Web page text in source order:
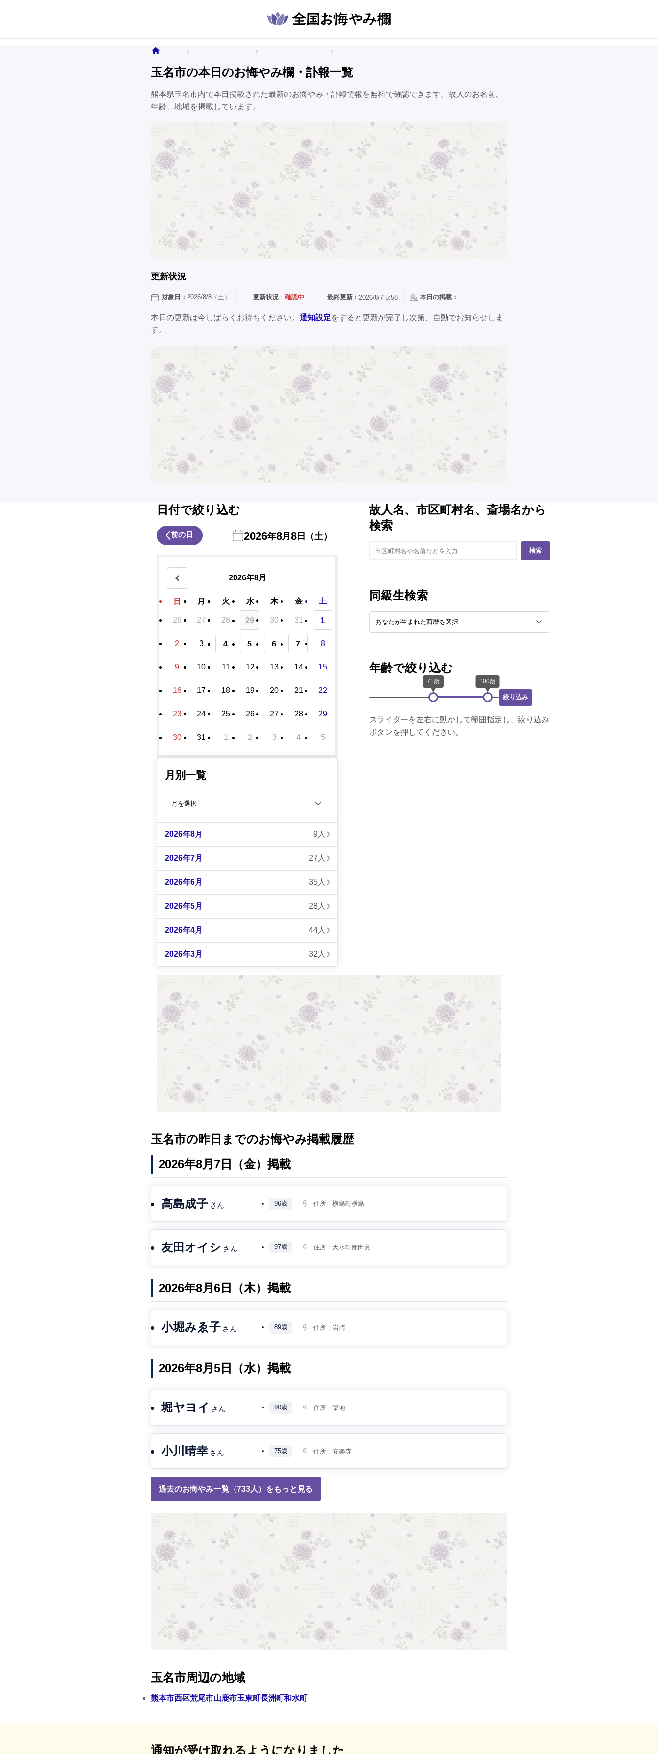
玉名市の本日のお悔やみ欄・訃報一覧
熊本県玉名市内で本日掲載された最新のお悔やみ・訃報情報を無料で確認できます。故人のお名前、
年齢、地域を掲載しています。
更新状況
対象日： 2026/8/8（土） 更新状況：確認中 最終更新： 2026/8/7 5:58 本日の掲載：—
本日の更新は今しばらくお待ちください。 通知設定をすると更新が完了し次第、自動でお知らせしま
す。
日付で絞り込む
前の日 2026年8月 8 日（土）
2026年8月
日 月 火 水 木 金 土
26 27 28 29 30 31 1
2 3 4 5 6 7 8
9 10 11 12 13 14 15
16 17 18 19 20 21 22
23 24 25 26 27 28 29
30 31 1 2 3 4 5
月別一覧
2026年8月 9人
2026年7月 27人
2026年6月 35人
2026年5月 28人
2026年4月 44人
2026年3月 32人
故人名、市区町村名、斎場名から
検索
検索
同級生検索
年齢で絞り込む
絞り込み
スライダーを左右に動かして範囲指定し、絞り込み
ボタンを押してください。
玉名市の昨日までのお悔やみ掲載履歴
2026年8月7日（金）掲載
高島成子 さん 96歳 住所：横島町横島
友田オイシ さん 97歳 住所： 天水町部田見
2026年8月6日（木）掲載
小堀みゑ子 さん 89歳 住所：岩崎
2026年8月5日（水）掲載
堀ヤヨイ さん 90歳 住所：築地
小川晴幸 さん 75歳 住所：安楽寺
過去のお悔やみ一覧（733人）をもっと見る
玉名市周辺の地域
熊本市西区荒尾市山鹿市玉東町長洲町和水町
通知が受け取れるようになりました